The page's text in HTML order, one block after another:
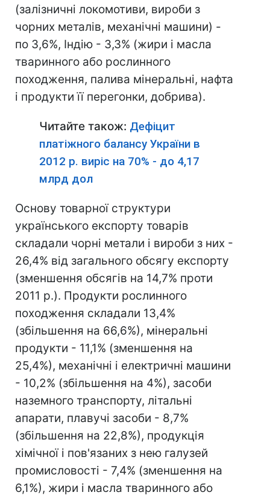
(залізничні локомотиви, вироби з
чорних металів, механічні машини) -
по 3,6%, Індію - 3,3% (жири і масла
тваринного або рослинного
походження, палива мінеральні, нафта
і продукти її перегонки, добрива).
Читайте також: Дефіцит
платіжного балансу України в
2012 р. виріс на 70% - до 4,17
млрд дол
Основу товарної структури
українського експорту товарів
складали чорні метали і вироби з них -
26,4% від загального обсягу експорту
(зменшення обсягів на 14,7% проти
2011 р.). Продукти рослинного
походження складали 13,4%
(збільшення на 66,6%), мінеральні
продукти - 11,1% (зменшення на
25,4%), механічні і електричні машини
- 10,2% (збільшення на 4%), засоби
наземного транспорту, літальні
апарати, плавучі засоби - 8,7%
(збільшення на 22,8%), продукція
хімічної і пов'язаних з нею галузей
промисловості - 7,4% (зменшення на
6,1%), жири і масла тваринного або